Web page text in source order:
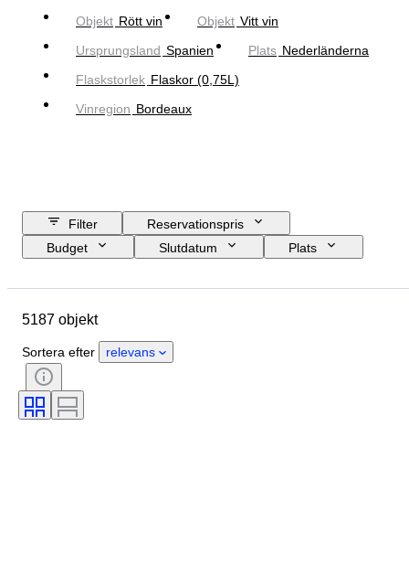
Objekt Rött vin Objekt Vitt vin
Ursprungsland Spanien Plats Nederländerna
Flaskstorlek Flaskor (0,75L)
Vinregion Bordeaux
Filter
Reservationspris
Budget
Slutdatum
Plats
Material
Extra tillbehör
Färg
Vinregion
Vinbenämning/klassifiering
Fyllnadsnivå på vinflaskan
5187 objekt
Sortera efter relevans